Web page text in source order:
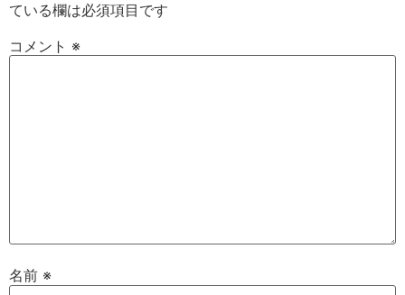
ている欄は必須項目です
コメント ※
名前 ※